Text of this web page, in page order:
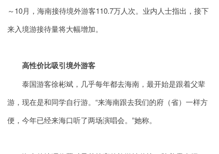
～10月，海南接待境外游客110.7万人次。业内人士指出，接下
来入境游接待量将大幅增加。
高性价比吸引境外游客
泰国游客徐彬斌，几乎每年都去海南，最开始是跟着父辈
游，现在是和同学自行游。“来海南跟去我们的府（省）一样方
便，今年已经来海口听了两场演唱会。”她称。